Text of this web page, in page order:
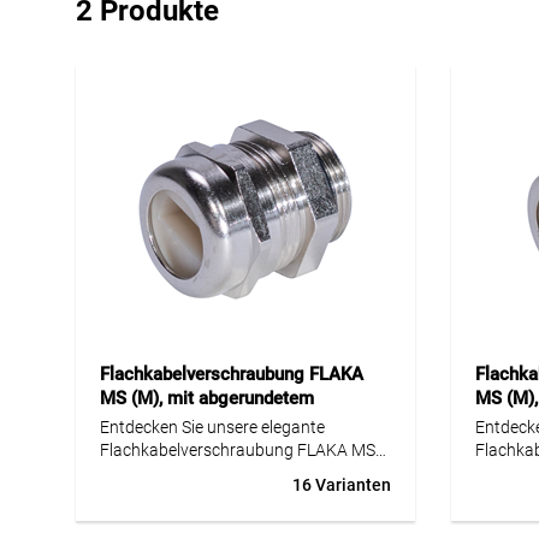
2 Produkte
Flachkabelverschraubung FLAKA
MS (M), mit abgerundetem
Schlitzloch
Entdecken Sie unsere elegante
Flachkabelverschraubung FLAKA MS
eine perfekte Kombination aus Ästhetik
und Funktionalität. Diese
16 Varianten
MS